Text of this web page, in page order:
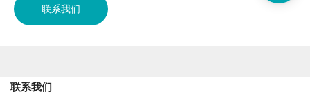
联系我们
联系我们